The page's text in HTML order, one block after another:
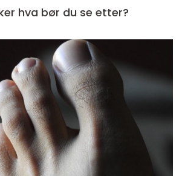
Tannlege i asker hva bør du se etter?